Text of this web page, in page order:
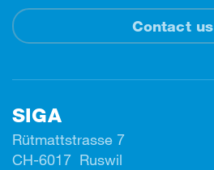
Contact us
SIGA
Rütmattstrasse 7
CH-6017 Ruswil